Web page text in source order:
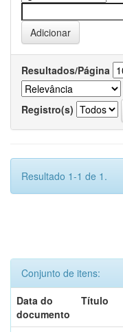
Resultados/Página
Registro(s)
Resultado 1-1 de 1.
Conjunto de itens:
Data do
documento
Título